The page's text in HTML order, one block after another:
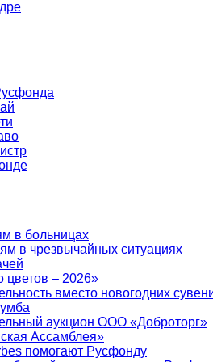
в больницах
в чрезвычайных ситуациях
цветов – 2026»
вместо новогодних
аукцион ООО «Доброторг»
Ассамблея»
помогают Русфонду